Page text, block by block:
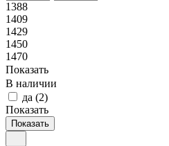
1388
1409
1429
1450
1470
Показать
В наличии
да (2)
Показать
Показать